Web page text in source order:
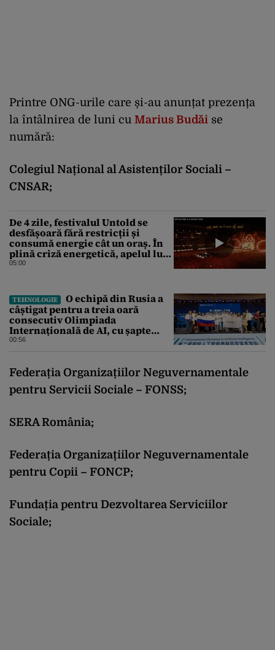
Printre ONG-urile care și-au anunțat prezența
la întâlnirea de luni cu Marius Budăi se
numără:
Colegiul Național al Asistenților Sociali –
CNSAR;
De 4 zile, festivalul Untold se
desfășoară fără restricții și
consumă energie cât un oraș. În
plină criză energetică, apelul lui
Bolojan de economisire a
partid, Emil Boc
05:00
TEHNOLOGIE
O echipă din Rusia a
câștigat pentru a treia oară
consecutiv Olimpiada
Internațională de AI, cu șapte
medalii din aur și una de bronz
00:56
Federația Organizațiilor Neguvernamentale
pentru Servicii Sociale – FONSS;
SERA România;
Federația Organizațiilor Neguvernamentale
pentru Copii – FONCP;
Fundația pentru Dezvoltarea Serviciilor
Sociale;